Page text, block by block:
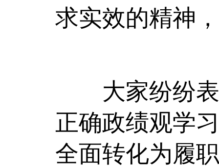
求实效的精神
大家纷纷表
正确政绩观学
全面转化为履